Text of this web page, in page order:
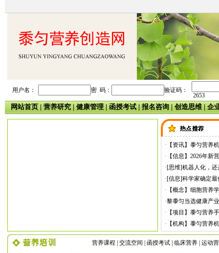
用户名： 密 码： 验证码：
2653
网站首页 营养研究 健康管理 函授考试 报名咨询 创造思维| 企
· 【资讯】黍匀营养
· 【信息】2026年新
·[思维]机器人化，
·[信息]科学家确定
· 【概念】细胞营养学
·黎黍匀当选健康产
· 【项目】黍匀营养
· 【机构】黍匀营养
营养课程 交流空间 函授考试 临床营养 运动